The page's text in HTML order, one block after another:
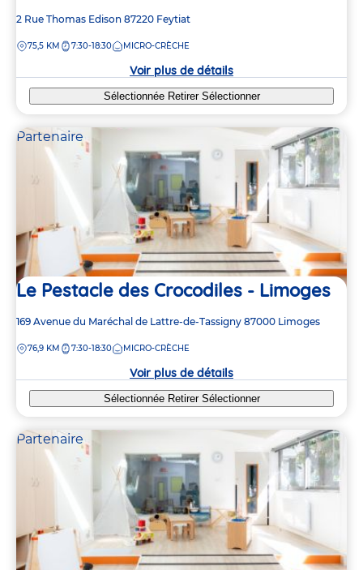
Adresse
la
2 Rue Thomas Edison 87220 Feytiat
DISTANCE
75,5 KM 7:30-18:30 MICRO-CRÈCHE
Voir plus de détails
Sélectionnée Retirer Sélectionner
Partenaire
Le Pestacle des Crocodiles - Limoges
Adresse
la
169 Avenue du Maréchal de Lattre-de-Tassigny 87000 Limoges
DISTANCE
76,9 KM 7:30-18:30 MICRO-CRÈCHE
Voir plus de détails
Sélectionnée Retirer Sélectionner
Partenaire